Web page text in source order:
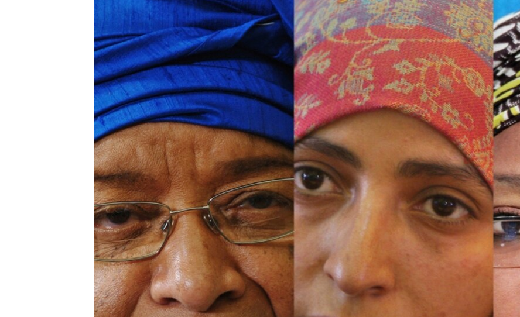
GENOCID U SREBRENICI
POPLAVE I KLIZIŠTA U BIH 2024.
TRI DECENIJE OD RATA U BIH
NASTANAK I RASPAD JUGOSLAVIJE